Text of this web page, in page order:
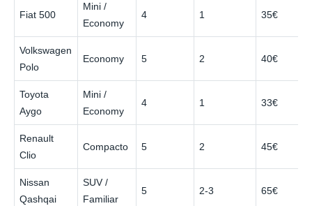
Fiat 500
Mini /
Economy
4 1 35€
Volkswagen
Polo
Economy 5 2 40€
Toyota
Aygo
Mini /
Economy
4 1 33€
Renault
Clio
Compacto 5 2 45€
Nissan
Qashqai
SUV /
Familiar
5 2-3 65€